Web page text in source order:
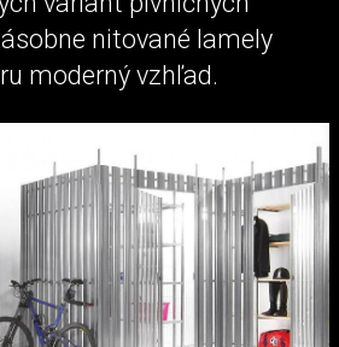
nitované lamely
moderný vzhľad.